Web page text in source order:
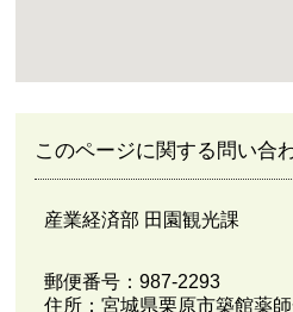
このページに関する問い合
産業経済部 田園観光課
郵便番号：987-2293
住所：宮城県栗原市築館薬